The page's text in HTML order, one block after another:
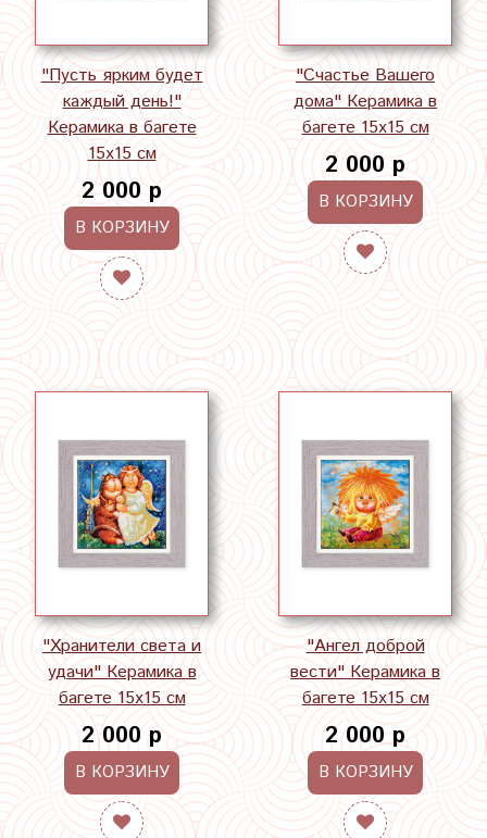
"Пусть ярким будет
каждый день!"
Керамика в багете
15х15 см
2 000 р
В КОРЗИНУ
"Счастье Вашего
дома" Керамика в
багете 15х15 см
2 000 р
В КОРЗИНУ
"Хранители света и
удачи" Керамика в
багете 15х15 см
2 000 р
В КОРЗИНУ
"Ангел доброй
вести" Керамика в
багете 15х15 см
2 000 р
В КОРЗИНУ